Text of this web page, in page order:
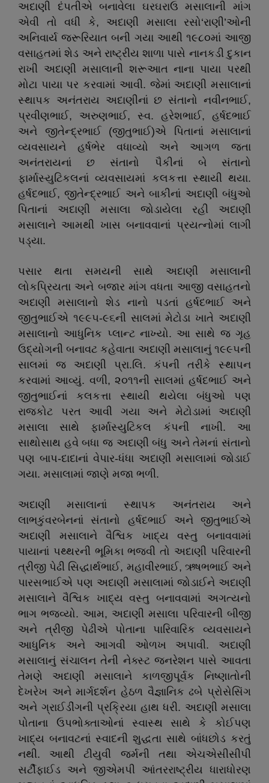
અદાણી દંપતીએ બનાવેલા ઘરઘરાઉ મસાલાની માંગ
એવી તો વધી કે, અદાણી મસાલા રસો‘રાણી’ઓની
અનિવાર્ય જરૂરિયાત બની ગયા આથી ૧૯૮૦માં આજી
વસાહતમાં શેડ અને રાષ્ટ્રીય શાળા પાસે નાનકડી દુકાન
રાખી અદાણી મસાલાની શરૂઆત નાના પાયા પરથી
મોટા પાયા પર કરવામાં આવી. જેમાં અદાણી મસાલાનાં
સ્થાપક અનંતરાય અદાણીનાં છ સંતાનો નવીનભાઈ,
પ્રવીણભાઈ, અરુણભાઈ, સ્વ. હરેશભાઈ, હર્ષદભાઈ
અને જીતેન્દ્રભાઈ (જીતુભાઈ)એ પિતાનાં મસાલાનાં
વ્યવસાયને હર્ષભેર વધાવ્યો અને આગળ જતા
અનંતરાયનાં છ સંતાનો પૈકીનાં બે સંતાનો
ફાર્માસ્યુટિકલનાં વ્યવસાયમાં કલકત્તા સ્થાયી થયા.
હર્ષદભાઈ, જીતેન્દ્રભાઈ અને બાકીનાં અદાણી બંધુઓ
પિતાનાં અદાણી મસાલા જોડાયેલા રહી અદાણી
મસાલાને આમથી ખાસ બનાવવાનાં પ્રયત્નોમાં લાગી
પડ્યા.
પસાર થતા સમયની સાથે અદાણી મસાલાની
લોકપ્રિયતા અને બજાર માંગ વધતા આજી વસાહતનો
અદાણી મસાલાનો શેડ નાનો પડતાં હર્ષદભાઈ અને
જીતુભાઈએ ૧૯૯૫-૯૬ની સાલમાં મેટોડા ખાતે અદાણી
મસાલાનો આધુનિક પ્લાન્ટ નાખ્યો. આ સાથે જ ગૃહ
ઉદ્યોગની બનાવટ કહેવાતા અદાણી મસાલાનું ૧૯૯૫ની
સાલમાં જ અદાણી પ્રા.લિ. કંપની તરીકે સ્થાપન
કરવામાં આવ્યું. વળી, ૨૦૧૧ની સાલમાં હર્ષદભાઈ અને
જીતુભાઈનાં કલકત્તા સ્થાયી થયેલા બંધુઓ પણ
રાજકોટ પરત આવી ગયા અને મેટોડામાં અદાણી
મસાલા સાથે ફાર્માસ્યુટિકલ કંપની નાખી. આ
સાથોસાથ હવે બધા જ અદાણી બંધુ અને તેમનાં સંતાનો
પણ બાપ-દાદાનાં વેપાર-ધંધા અદાણી મસાલામાં જોડાઈ
ગયા. મસાલામાં જાણે મજા ભળી.
અદાણી મસાલાનાં સ્થાપક અનંતરાય અને
લાભકુંવરબેનનાં સંતાનો હર્ષદભાઈ અને જીતુભાઈએ
અદાણી મસાલાને વૈશ્વિક ખાદ્ય વસ્તુ બનાવવામાં
પાયાનાં પથ્થરની ભૂમિકા ભજવી તો અદાણી પરિવારની
ત્રીજી પેઢી સિદ્ધાર્થભાઈ, મહાવીરભાઈ, ઋષભભાઈ અને
પારસભાઈએ પણ અદાણી મસાલામાં જોડાઈને અદાણી
મસાલાને વૈશ્વિક ખાદ્ય વસ્તુ બનાવવામાં અગત્યનો
ભાગ ભજવ્યો. આમ, અદાણી મસાલા પરિવારની બીજી
અને ત્રીજી પેઢીએ પોતાના પારિવારિક વ્યવસાયને
આધુનિક અને આગવી ઓળખ અપાવી. અદાણી
મસાલાનું સંચાલન તેની નેક્સ્ટ જનરેશન પાસે આવતા
તેમણે અદાણી મસાલાને કાળજીપૂર્વક નિષ્ણાતોની
દેખરેખ અને માર્ગદર્શન હેઠળ વૈજ્ઞાનિક ઢબે પ્રોસેસિંગ
અને ગ્રાઈડીંગની પ્રક્રિયા હાથ ધરી. અદાણી મસાલા
પોતાના ઉપભોક્તાઓનાં સ્વાસ્થ સાથે કે કોઈપણ
ખાદ્ય બનાવટનાં સ્વાદની શુદ્ધતા સાથે બાંધછોડ કરતું
નથી. આથી ટીયુવી જર્મની તથા એચએસીસીપી
સર્ટીફાઈડ અને જીએમપી આંતરરાષ્ટ્રીય ધારાધોરણ